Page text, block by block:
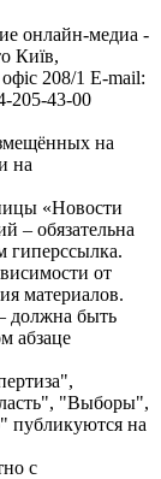
онлайн-медиа -
Київ,
208/1 E-mail:
205-43-00
на
на
«Новости
– обязательна
гиперссылка.
от
материалов.
должна быть
абзаце
"Выборы",
публикуются на
с